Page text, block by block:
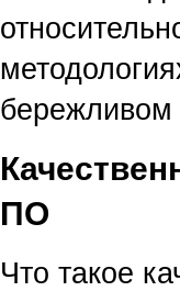
бережливом
ПО
Что такое